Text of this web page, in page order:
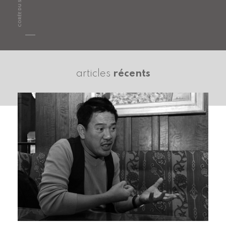
CORÉE DU SUD
articles récents